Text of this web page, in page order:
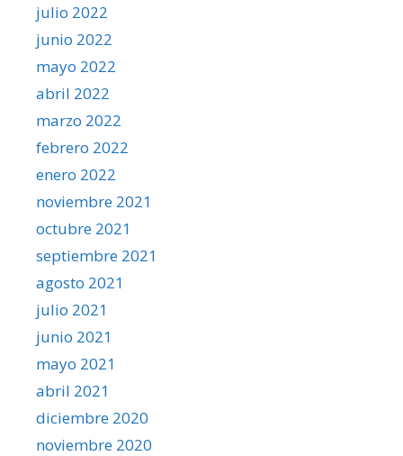
julio 2022
junio 2022
mayo 2022
abril 2022
marzo 2022
febrero 2022
enero 2022
noviembre 2021
octubre 2021
septiembre 2021
agosto 2021
julio 2021
junio 2021
mayo 2021
abril 2021
diciembre 2020
noviembre 2020